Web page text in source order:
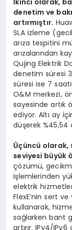
denetim ve
artırmıştır.
SLA izleme
arıza tespitini
arızalarından
Qujing Elektrik
denetim süresi
süresi ise 7
O&M merkezi,
sayesinde artık
ediyor. Altı ay
düşerek %45,54
Üçüncü olarak,
seviyesi büyük
çözümü,
işlemlerinden
elektrik
FlexE’nin sert
kullanarak,
sağlarken bant
artırır. IPv4/